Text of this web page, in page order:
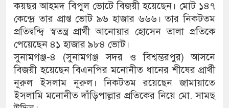
কয়ছর আহমদ বিপুল ভোটে বিজয়ী হয়েছেন। মোট ১৪৭
কেন্দ্রে তার প্রাপ্ত ভোট ৯৬ হাজার ৬৬৬। তার নিকটতম
প্রতিদ্বন্দ্বি স্বতন্ত্র প্রার্থী আনোয়ার হোসেন তালা প্রতিকে
পেয়েছেন ৪১ হাজার ৯৮৪ ভোট।
সুনামগঞ্জ-৪ (সুনামগঞ্জ সদর ও বিশ্বম্ভরপুর) আসনে
বিজয়ী হয়েছেন বিএনপির মনোনীত ধানের শীষের প্রার্থী
নূরুল ইসলাম নূরুল। নিকটতম রয়েছেন জামায়াতে
ইসলামি মনোনীত দাঁড়িপাল্লার প্রতিকের নিয়ে মো. সামছ